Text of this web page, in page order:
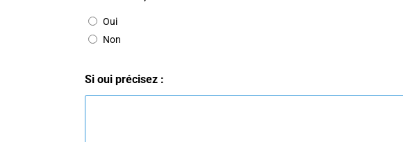
Oui
Non
Si oui précisez :